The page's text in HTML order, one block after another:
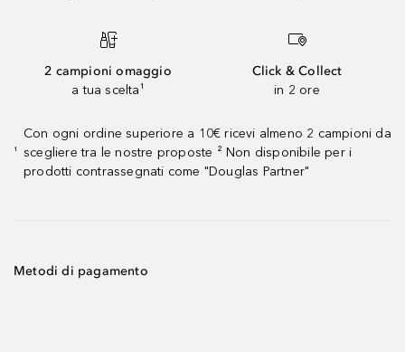
2 campioni omaggio
a tua scelta¹
Click & Collect
in 2 ore
¹
Con ogni ordine superiore a 10€ ricevi almeno 2 campioni da
scegliere tra le nostre proposte ² Non disponibile per i
prodotti contrassegnati come "Douglas Partner"
Metodi di pagamento